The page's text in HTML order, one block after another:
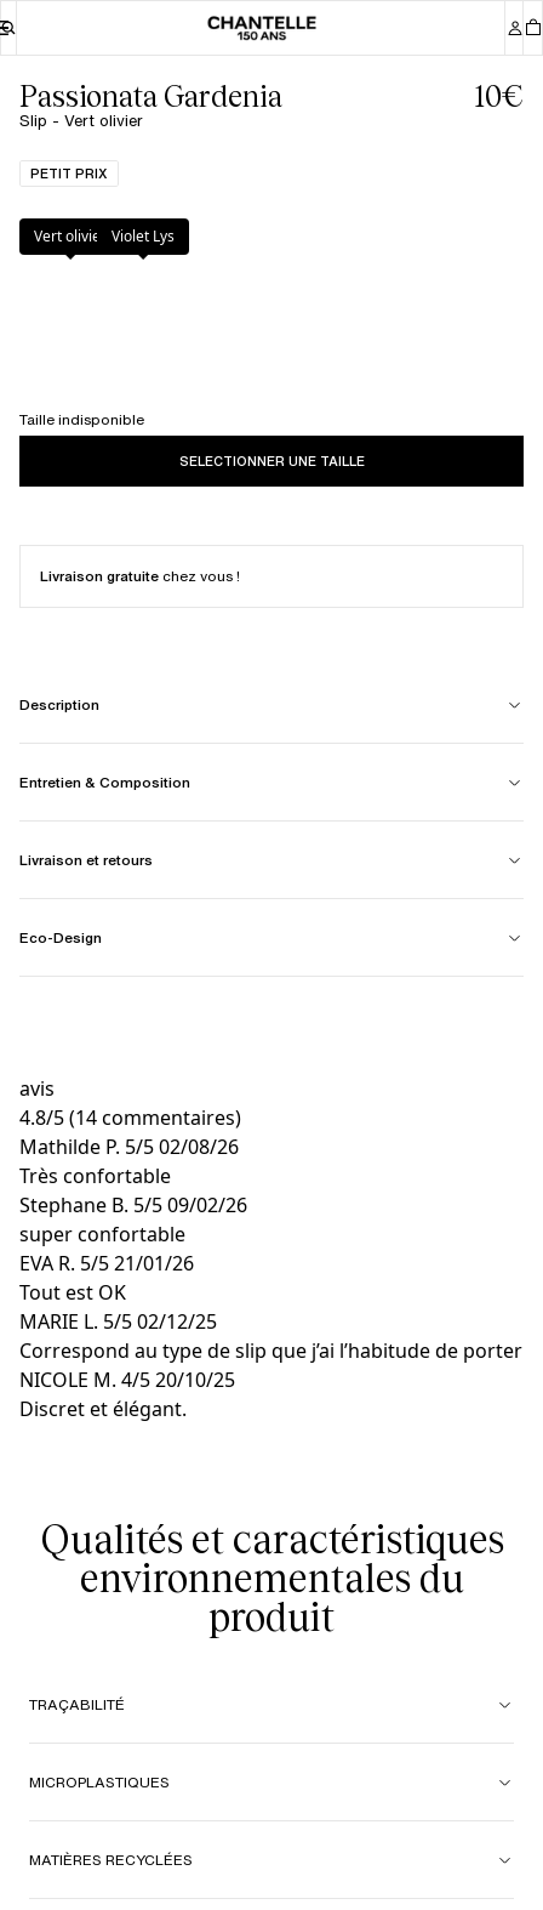
Passionata Gardenia
Slip - Vert olivier
10€
PETIT PRIX
Couleur: Vert olivier
Vert olivier Violet Lys
Taille indisponible
SELECTIONNER UNE TAILLE
Livraison gratuite chez vous !
Description
Entretien & Composition
Livraison et retours
Eco-Design
avis
4.8/5(14 commentaires)
Mathilde P. 5/502/08/26
Très confortable
Stephane B. 5/509/02/26
super confortable
EVA R. 5/521/01/26
Tout est OK
MARIE L. 5/502/12/25
Correspond au type de slip que j’ai l’habitude de porter
NICOLE M. 4/520/10/25
Discret et élégant.
Qualités et caractéristiques
environnementales du
produit
TRAÇABILITÉ
MICROPLASTIQUES
MATIÈRES RECYCLÉES